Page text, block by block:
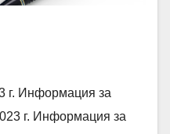
г. Информация за
г. Информация за